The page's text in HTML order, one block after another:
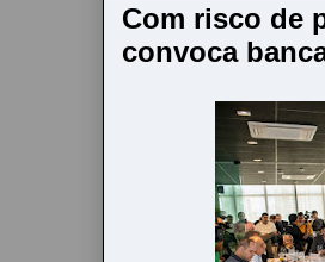
Com risco de
convoca